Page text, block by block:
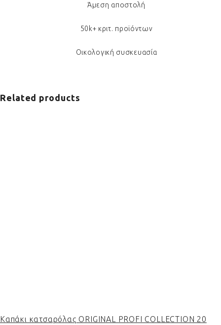
Άμεση αποστολή
50k+ κριτ. προϊόντων
Οικολογική συσκευασία
Related products
Καπάκι κατσαρόλας ORIGINAL PROFI COLLECTION 20